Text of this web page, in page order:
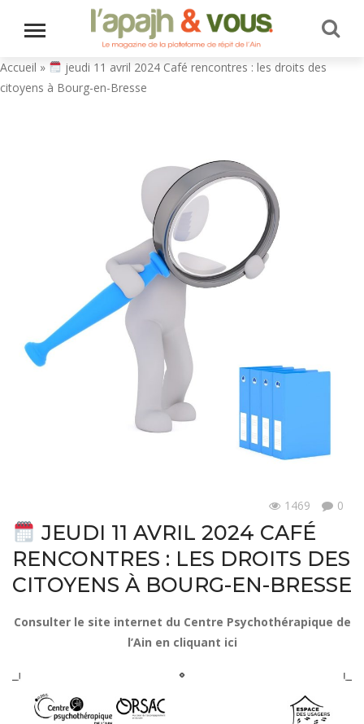
Accueil »
jeudi 11 avril 2024 Café rencontres : les droits des
citoyens à Bourg-en-Bresse
1469 0
JEUDI 11 AVRIL 2024 CAFÉ
RENCONTRES : LES DROITS DES
CITOYENS À BOURG-EN-BRESSE
Consulter le site internet du Centre Psychothérapique de
l’Ain en cliquant ici